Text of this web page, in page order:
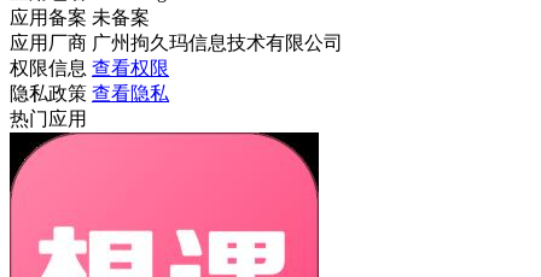
应用备案 未备案
应用厂商 广州拘久玛信息技术有限公司
权限信息 查看权限
隐私政策 查看隐私
热门应用